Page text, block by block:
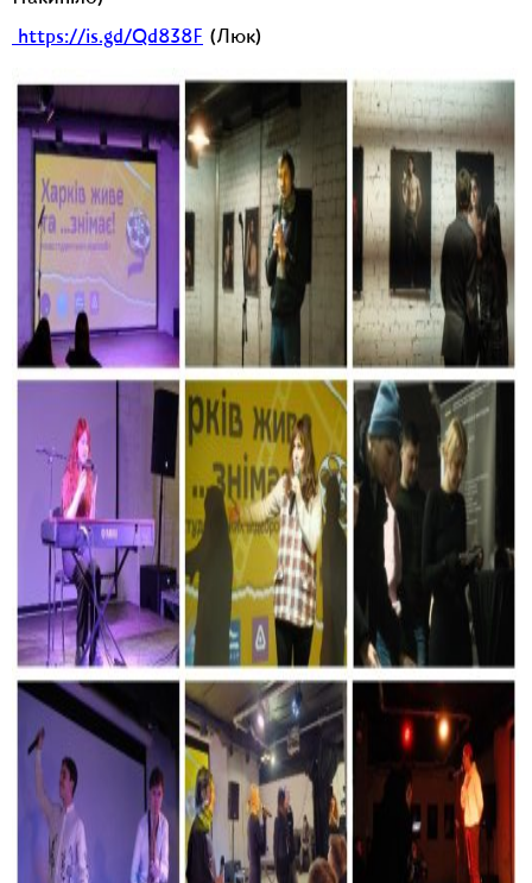
https://is.gd/Qd838F (Люк)